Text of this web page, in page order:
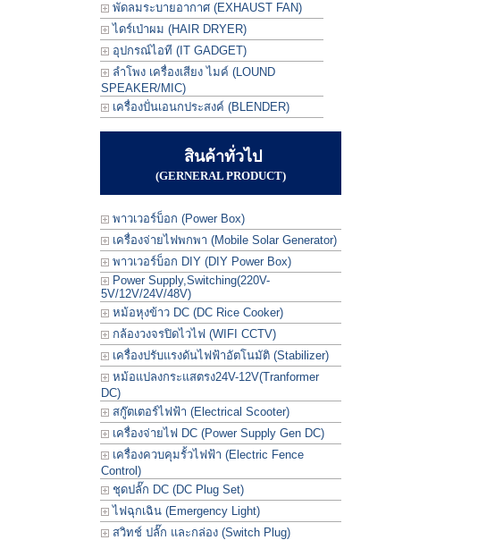
พัดลมระบายอากาศ (EXHAUST FAN)
ไดร์เป่าผม (HAIR DRYER)
อุปกรณ์ไอที (IT GADGET)
ลำโพง เครื่องเสียง ไมค์ (LOUND
SPEAKER/MIC)
เครื่องปั่นเอนกประสงค์ (BLENDER)
สินค้าทั่วไป
(GERNERAL PRODUCT)
พาวเวอร์บ็อก (Power Box)
เครื่องจ่ายไฟพกพา (Mobile Solar Generator)
พาวเวอร์บ็อก DIY (DIY Power Box)
Power Supply,Switching(220V-
5V/12V/24V/48V)
หม้อหุงข้าว DC (DC Rice Cooker)
กล้องวงจรปิดไวไฟ (WIFI CCTV)
เครื่องปรับแรงดันไฟฟ้าอัตโนมัติ (Stabilizer)
หม้อแปลงกระแสตรง24V-12V(Tranformer
DC)
สกู๊ตเตอร์ไฟฟ้า (Electrical Scooter)
เครื่องจ่ายไฟ DC (Power Supply Gen DC)
เครื่องควบคุมรั้วไฟฟ้า (Electric Fence
Control)
ชุดปลั๊ก DC (DC Plug Set)
ไฟฉุกเฉิน (Emergency Light)
สวิทช์ ปลั๊ก และกล่อง (Switch Plug)